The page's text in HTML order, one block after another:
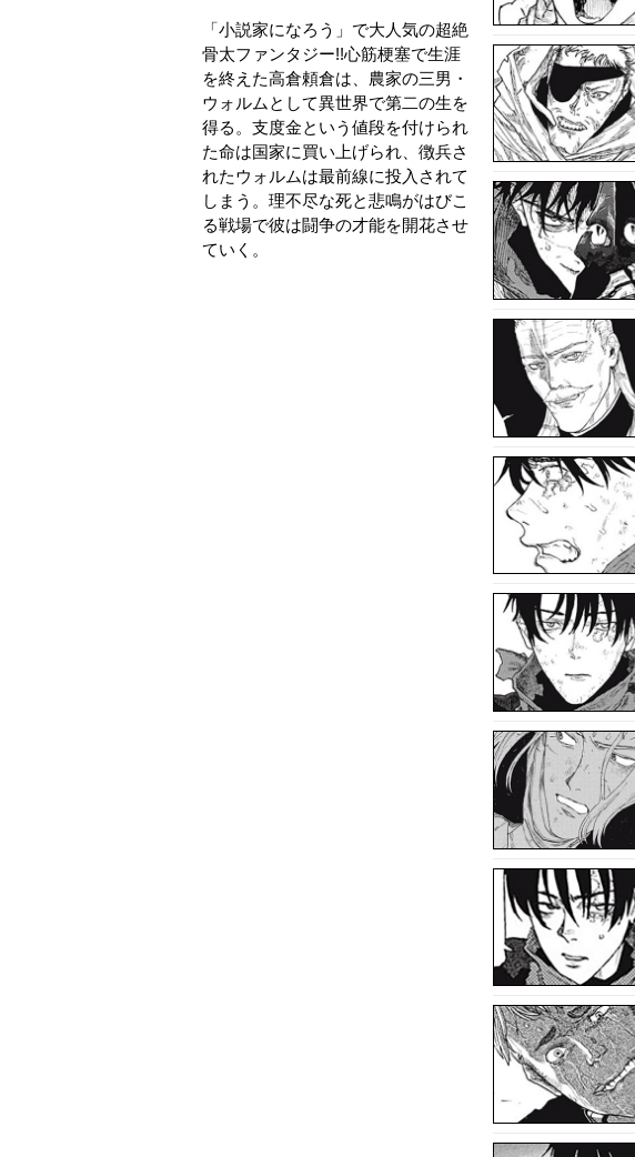
「小説家になろう」で大人気の超絶
骨太ファンタジー!!心筋梗塞で生涯
を終えた高倉頼倉は、農家の三男・
ウォルムとして異世界で第二の生を
得る。支度金という値段を付けられ
た命は国家に買い上げられ、徴兵さ
れたウォルムは最前線に投入されて
しまう。理不尽な死と悲鳴がはびこ
る戦場で彼は闘争の才能を開花させ
ていく。